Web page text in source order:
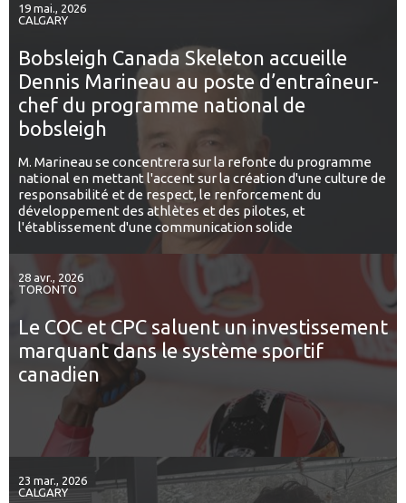
19 mai., 2026
CALGARY
Bobsleigh Canada Skeleton accueille
Dennis Marineau au poste d’entraîneur-
chef du programme national de
bobsleigh
M. Marineau se concentrera sur la refonte du programme
national en mettant l'accent sur la création d'une culture de
responsabilité et de respect, le renforcement du
développement des athlètes et des pilotes, et
l'établissement d'une communication solide
28 avr., 2026
TORONTO
Le COC et CPC saluent un investissement
marquant dans le système sportif
canadien
23 mar., 2026
CALGARY